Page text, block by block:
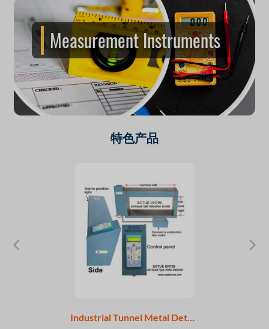
Measurement Instruments
特色产品
Industrial Tunnel Metal Detector - mining metal detector - food metal detector - coal metal detector head manufacturer